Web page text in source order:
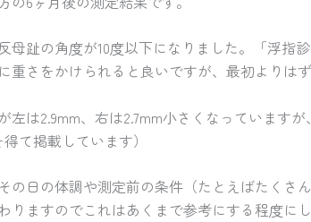
母趾の角度が10度以下になりました。「浮指
重さをかけられると良いですが、最初よりは
左は2.9mm、右は2.7mm小さくなっています
得て掲載しています）
の日の体調や測定前の条件（たとえばたくさ
りますのでこれはあくまで参考にする程度にし